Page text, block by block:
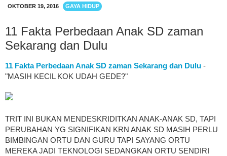
OKTOBER 19, 2016 GAYA HIDUP
11 Fakta Perbedaan Anak SD zaman
Sekarang dan Dulu
11 Fakta Perbedaan Anak SD zaman Sekarang dan Dulu -
"MASIH KECIL KOK UDAH GEDE?"
TRIT INI BUKAN MENDESKRIDITKAN ANAK-ANAK SD, TAPI
PERUBAHAN YG SIGNIFIKAN KRN ANAK SD MASIH PERLU
BIMBINGAN ORTU DAN GURU TAPI SAYANG ORTU
MEREKA JADI TEKNOLOGI SEDANGKAN ORTU SENDIRI